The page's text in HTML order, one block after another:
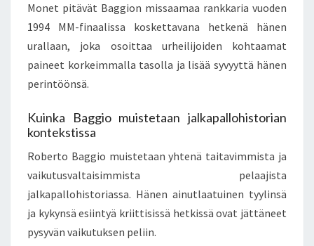
Monet pitävät Baggion missaamaa rankkaria vuoden
1994 MM-finaalissa koskettavana hetkenä hänen
urallaan, joka osoittaa urheilijoiden kohtaamat
paineet korkeimmalla tasolla ja lisää syvyyttä hänen
perintöönsä.
Kuinka Baggio muistetaan jalkapallohistorian
kontekstissa
Roberto Baggio muistetaan yhtenä taitavimmista ja
vaikutusvaltaisimmista pelaajista
jalkapallohistoriassa. Hänen ainutlaatuinen tyylinsä
ja kykynsä esiintyä kriittisissä hetkissä ovat jättäneet
pysyvän vaikutuksen peliin.